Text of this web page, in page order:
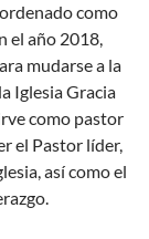
como
el año 2018,
mudarse a la
Iglesia Gracia
como pastor
el Pastor líder,
así como el